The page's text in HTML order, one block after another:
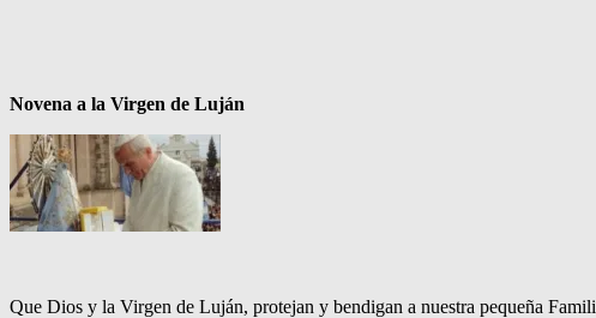
Novena a la Virgen de Luján
Que Dios y la Virgen de Luján, protejan y bendigan a nuestra pequeña